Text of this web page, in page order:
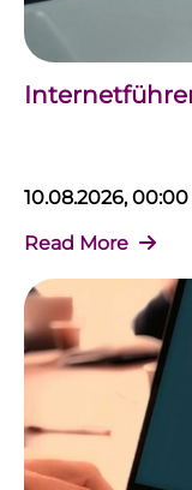
10.08.2026,
Read More